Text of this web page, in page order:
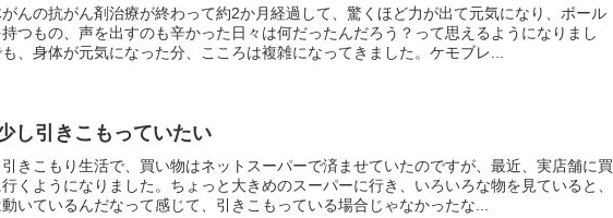
んの抗がん剤治療が終わって約2か月経過して、驚くほど力が出て元気になり、ボール
つもの、声を出すのも辛かった日々は何だったんだろう？って思えるようになりまし
、身体が元気になった分、こころは複雑になってきました。ケモブレ...
し引きこもっていたい
きこもり生活で、買い物はネットスーパーで済ませていたのですが、最近、実店舗に買
くようになりました。ちょっと大きめのスーパーに行き、いろいろな物を見ていると、
いているんだなって感じて、引きこもっている場合じゃなかったな...